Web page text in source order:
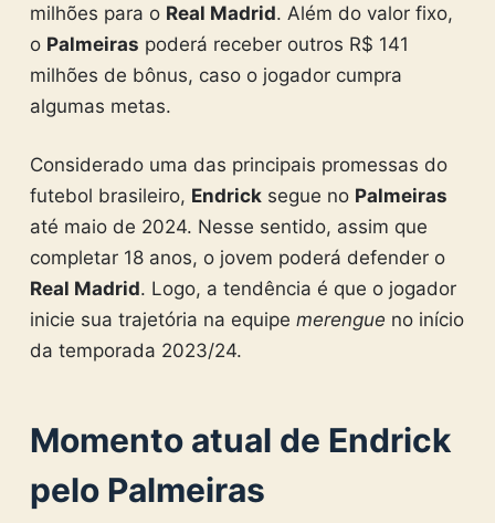
milhões para o Real Madrid. Além do valor fixo,
o Palmeiras poderá receber outros R$ 141
milhões de bônus, caso o jogador cumpra
algumas metas.
Considerado uma das principais promessas do
futebol brasileiro, Endricksegue no Palmeiras
até maio de 2024. Nesse sentido, assim que
completar 18 anos, o jovem poderá defender o
Real Madrid. Logo, a tendência é que o jogador
inicie sua trajetória na equipe merengue no início
da temporada 2023/24.
Momento atual de Endrick
pelo Palmeiras